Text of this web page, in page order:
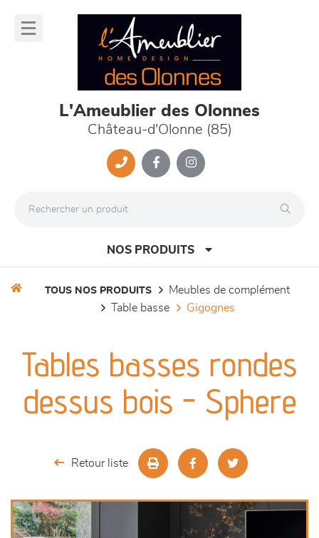
L'Ameublier des Olonnes
Château-d'Olonne (85)
NOS PRODUITS
séjours
meubles de complément
décoration
TOUS NOS PRODUITS
meubles de complément
table basse
gigognes
Tables basses rondes
dessus bois - Sphere
Retour liste